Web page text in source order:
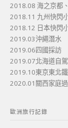
2018.08 海之京都
2018.11 九州快閃
2018.12 日本快閃
2019.03沖繩潛水
2019.06四國採訪
2019.07北海道自
2019.10東京東北
2020.01關西家庭
歐洲旅行記錄